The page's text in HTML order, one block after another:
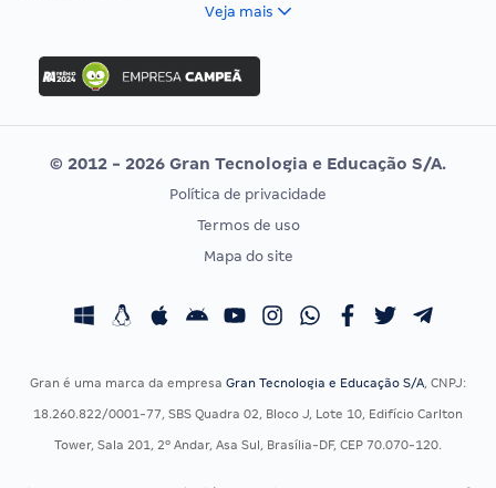
Concurso Ibama
Concurso MPU
Editais publicados
Vunesp
CONCURSOS POR PROFISSÃO
Concursos Fiscais
EXAME DE ORDEM
Calendário OAB
Veja mais
© 2012 - 2026 Gran Tecnologia e Educação S/A.
Política de privacidade
Termos de uso
Mapa do site
Gran é uma marca da empresa Gran Tecnologia e Educação S/A, CNPJ:
18.260.822/0001-77, SBS Quadra 02, Bloco J, Lote 10, Edifício Carlton
Tower, Sala 201, 2º Andar, Asa Sul, Brasília-DF, CEP 70.070-120.